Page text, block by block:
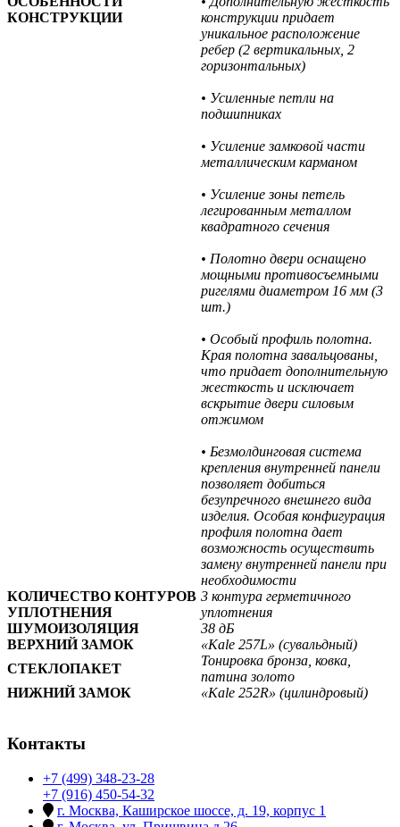
КОНСТРУКЦИИ
конструкции придает
уникальное расположение
ребер (2 вертикальных, 2
горизонтальных)
• Усиленные петли на
подшипниках
• Усиление замковой части
металлическим карманом
• Усиление зоны петель
легированным металлом
квадратного сечения
• Полотно двери оснащено
мощными противосъемными
ригелями диаметром 16 мм (3
шт.)
• Особый профиль полотна.
Края полотна завальцованы,
что придает дополнительную
жесткость и исключает
вскрытие двери силовым
отжимом
• Безмолдинговая система
крепления внутренней панели
позволяет добиться
безупречного внешнего вида
изделия. Особая конфигурация
профиля полотна дает
возможность осуществить
замену внутренней панели при
необходимости
КОЛИЧЕСТВО КОНТУРОВ
УПЛОТНЕНИЯ
3 контура герметичного
уплотнения
ШУМОИЗОЛЯЦИЯ
38 дБ
ВЕРХНИЙ ЗАМОК
«Kale 257L» (сувальдный)
СТЕКЛОПАКЕТ
Тонировка бронза, ковка,
патина золото
НИЖНИЙ ЗАМОК
«Kale 252R» (цилиндровый)
Контакты
+7 (499) 348-23-28
+7 (916) 450-54-32
г. Москва, Каширское шоссе, д. 19, корпус 1